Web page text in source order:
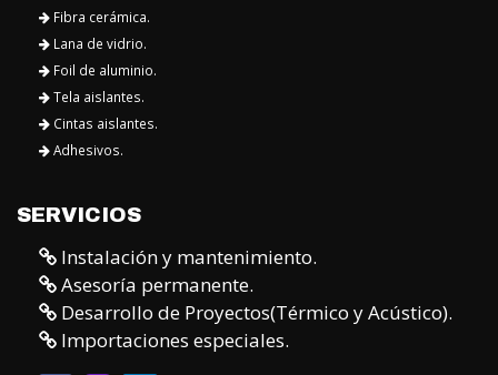
Fibra cerámica.
Lana de vidrio.
Foil de aluminio.
Tela aislantes.
Cintas aislantes.
Adhesivos.
SERVICIOS
Instalación y mantenimiento.
Asesoría permanente.
Desarrollo de Proyectos(Térmico y Acústico).
Importaciones especiales.